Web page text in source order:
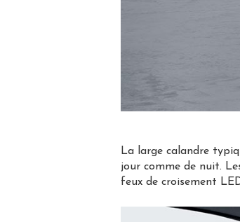
La large calandre
jour comme de nuit.
feux de croisement